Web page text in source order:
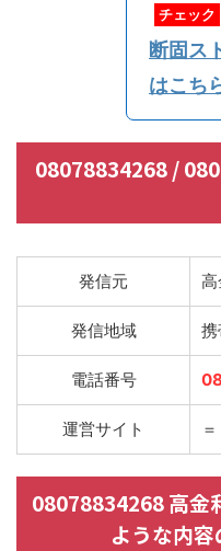
チェック
断固ス
はこち
08078834268 /
発信元
発信地域 携
電話番号
運営サイト ＝
08078834268 高金
ような内